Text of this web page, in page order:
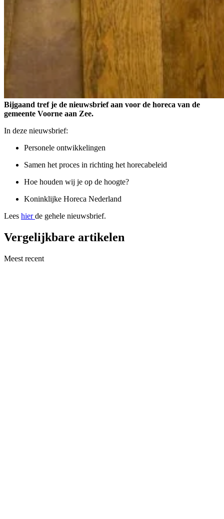
Bijgaand tref je de nieuwsbrief aan voor de horeca van de
gemeente Voorne aan Zee.
In deze nieuwsbrief:
Personele ontwikkelingen
Samen het proces in richting het horecabeleid
Hoe houden wij je op de hoogte?
Koninklijke Horeca Nederland
Lees hierde gehele nieuwsbrief.
Vergelijkbare artikelen
Meest recent